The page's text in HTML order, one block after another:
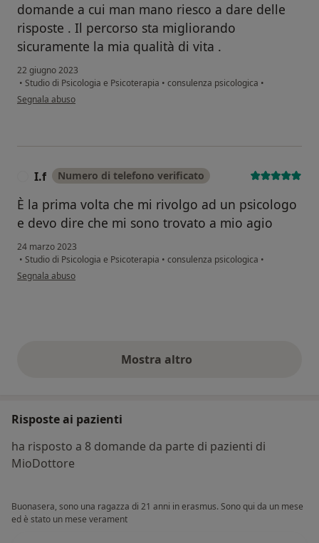
domande a cui man mano riesco a dare delle
risposte . Il percorso sta migliorando
sicuramente la mia qualità di vita .
22 giugno 2023
• Studio di Psicologia e Psicoterapia • consulenza psicologica •
secondo l'opinione dell'utente Daniela Lonero
Segnala abuso
I.f Numero di telefono verificato
È la prima volta che mi rivolgo ad un psicologo
e devo dire che mi sono trovato a mio agio
24 marzo 2023
• Studio di Psicologia e Psicoterapia • consulenza psicologica •
secondo l'opinione dell'utente I.f
Segnala abuso
Mostra altroopinioni di cui sopra
Risposte ai pazienti
ha risposto a 8 domande da parte di pazienti di
MioDottore
Buonasera, sono una ragazza di 21 anni in erasmus. Sono qui da un mese
ed è stato un mese verament